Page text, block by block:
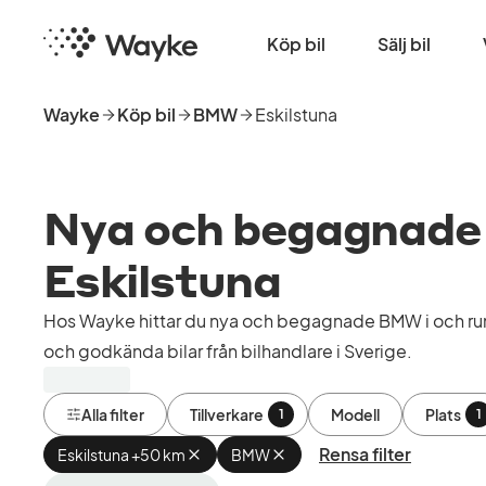
huvudinnehåll
Startsida Köp bil Sälj bil
Wayke Köp bil BMW Eskilstuna
Nya och
Eskilstuna
Hos Wayke hittar du nya och begagnade BMW i och
och godkända bilar från bilhandlare i Sverige.
Alla filter Tillverkare 1 Modell Plats 1
Eskilstuna +50 km Ta
bort
BMW Ta
bort
Rensa filter